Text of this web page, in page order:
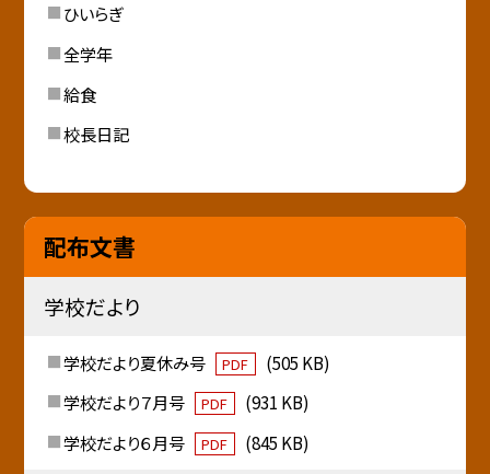
ひいらぎ
全学年
給食
校長日記
配布文書
学校だより
学校だより夏休み号 PDF
(505 KB)
学校だより７月号
PDF
(931 KB)
学校だより６月号
PDF (845 KB)